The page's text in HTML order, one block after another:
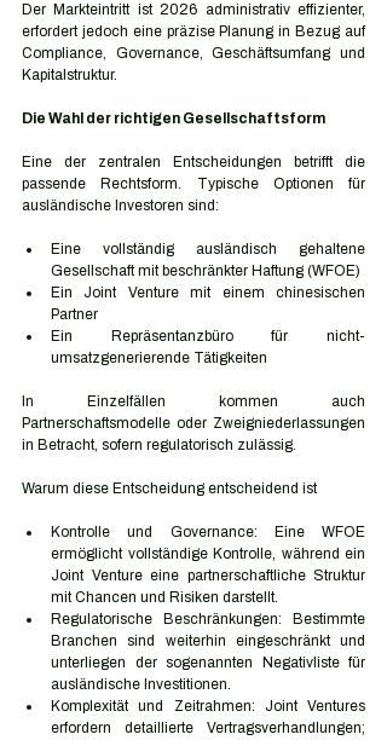
Der Markteintritt ist 2026 administrativ effizienter,
erfordert jedoch eine präzise Planung in Bezug auf
Compliance, Governance, Geschäftsumfang und
Kapitalstruktur.
Die Wahl der richtigen Gesellschaftsform
Eine der zentralen Entscheidungen betrifft die
passende Rechtsform. Typische Optionen für
ausländische Investoren sind:
Eine vollständig ausländisch gehaltene
Gesellschaft mit beschränkter Haftung (WFOE)
Ein Joint Venture mit einem chinesischen
Partner
Ein Repräsentanzbüro für nicht-
umsatzgenerierende Tätigkeiten
In Einzelfällen kommen auch
Partnerschaftsmodelle oder Zweigniederlassungen
in Betracht, sofern regulatorisch zulässig.
Warum diese Entscheidung entscheidend ist
Kontrolle und Governance: Eine WFOE
ermöglicht vollständige Kontrolle, während ein
Joint Venture eine partnerschaftliche Struktur
mit Chancen und Risiken darstellt.
Regulatorische Beschränkungen: Bestimmte
Branchen sind weiterhin eingeschränkt und
unterliegen der sogenannten Negativliste für
ausländische Investitionen.
Komplexität und Zeitrahmen: Joint Ventures
erfordern detaillierte Vertragsverhandlungen;